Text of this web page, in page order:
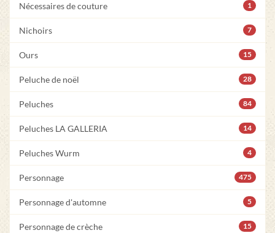
Nécessaires de couture 1
Nichoirs 7
Ours 15
Peluche de noël 28
Peluches 84
Peluches LA GALLERIA 14
Peluches Wurm 4
Personnage 475
Personnage d'automne 5
Personnage de crèche 15